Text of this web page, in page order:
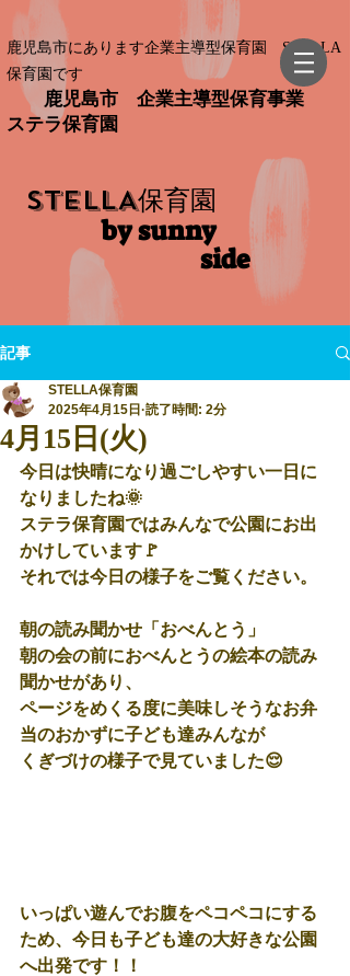
鹿児島市にあります企業主導型保育園 STELLA
保育園です
鹿児島市 企業主導型保育事業
ステラ保育園
STELLA保育園
by sunny
side​
記事
4月15日(火)
STELLA保育園
2025年4月15日 読了時間: 2分
今日は快晴になり過ごしやすい一日に
なりましたね🌞
ステラ保育園ではみんなで公園にお出
かけしています🚩
それでは今日の様子をご覧ください。
朝の読み聞かせ「おべんとう」
朝の会の前におべんとうの絵本の読み
聞かせがあり、
ページをめくる度に美味しそうなお弁
当のおかずに子ども達みんなが
くぎづけの様子で見ていました😌
いっぱい遊んでお腹をペコペコにする
ため、今日も子ども達の大好きな公園
へ出発です！！